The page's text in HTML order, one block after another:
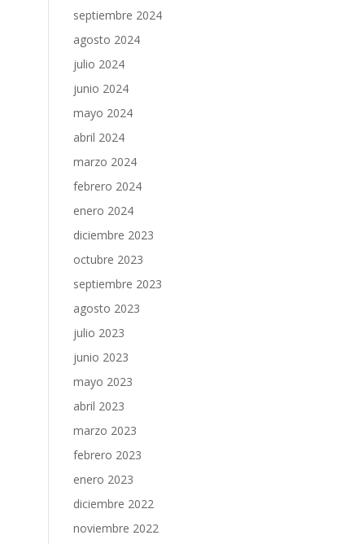
septiembre 2024
agosto 2024
julio 2024
junio 2024
mayo 2024
abril 2024
marzo 2024
febrero 2024
enero 2024
diciembre 2023
octubre 2023
septiembre 2023
agosto 2023
julio 2023
junio 2023
mayo 2023
abril 2023
marzo 2023
febrero 2023
enero 2023
diciembre 2022
noviembre 2022